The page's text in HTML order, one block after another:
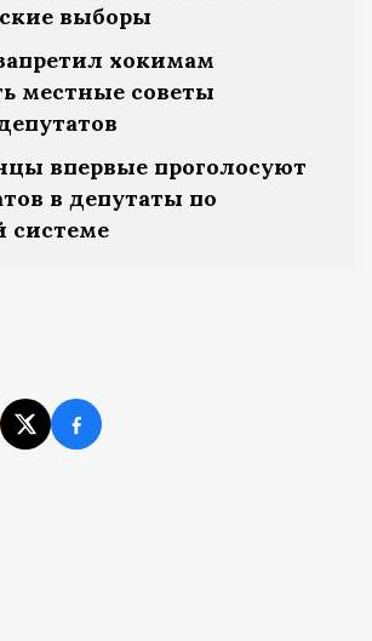
выборы
хокимам
местные советы
впервые проголосуют
в депутаты по
системе